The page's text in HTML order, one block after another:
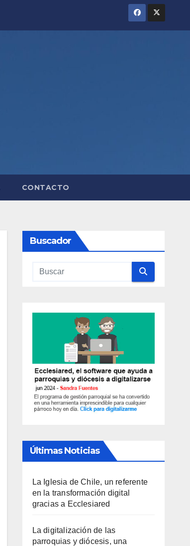
CONTACTO
Buscador
Últimas Noticias
La Iglesia de Chile, un referente
en la transformación digital
gracias a Ecclesiared
La digitalización de las
parroquias y diócesis, una